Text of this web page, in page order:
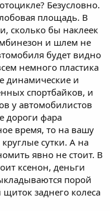
Безусловно.
площадь. В
сколько бы наклеек
и шлем не
будет видно
немного пластика
динамические и
спортбайков, и
у автомобилистов
дороги фара
время, то на вашу
сутки. А на
явно не стоит. В
ксенон, деньги
порой
заднего колеса